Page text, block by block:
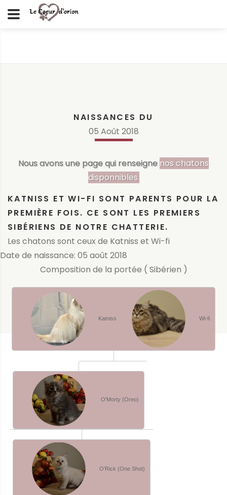
NAISSANCES DU
05 Août 2018
Nous avons une page qui renseigne nos chatons
disponnibles.
KATNISS ET WI-FI SONT PARENTS POUR LA
PREMIÈRE FOIS. CE SONT LES PREMIERS
SIBÉRIENS DE NOTRE CHATTERIE.
Les chatons sont ceux de Katniss et Wi-fi
Date de naissance: 05 août 2018
Composition de la portée ( Sibérien )
Katniss Wi-fi
O'Morty (Oreo)
O'Rick (One Shot)